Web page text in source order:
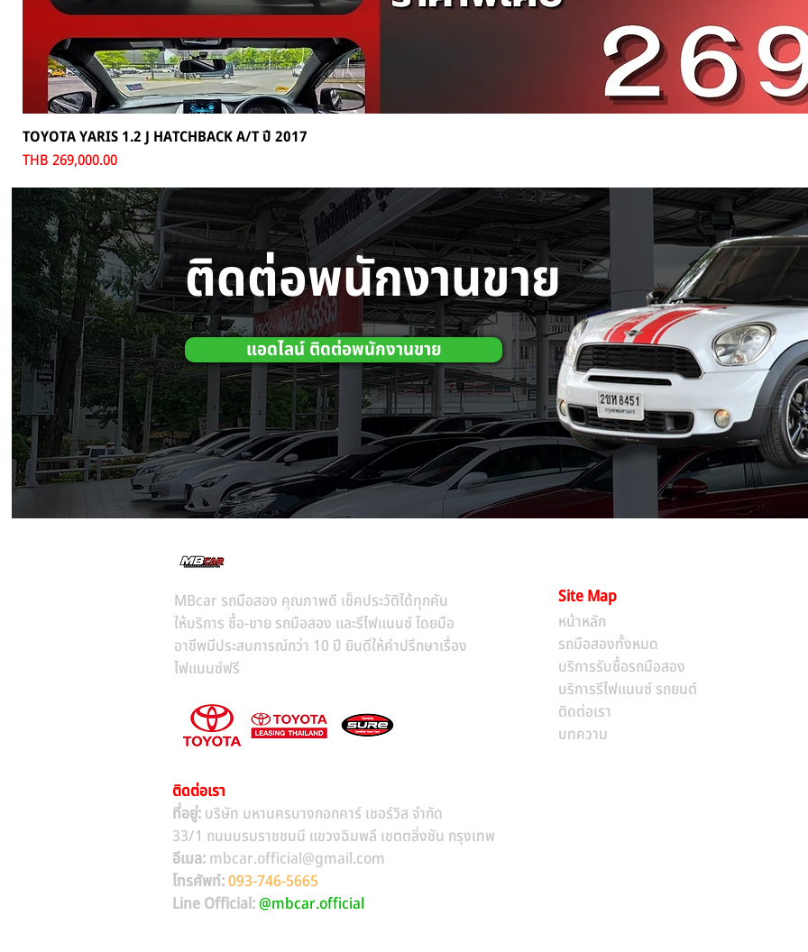
TOYOTA YARIS 1.2 J HATCHBACK A/T ปี 2017
Price
THB 269,000.00
ติดต่อพนักงานขาย
แอดไลน์ ติดต่อพนักงานขาย
MBcar รถมือสอง คุณภาพดี เช็คประวัติได้ทุกคัน
ให้บริการ ซื้อ-ขาย รถมือสอง และรีไฟแนนซ์ โดยมือ
อาชีพมีประสบการณ์กว่า 10 ปี ยินดีให้คำปรึกษาเรื่อง
ไฟแนนซ์ฟรี
Site Map
หน้าหลัก​
รถมือสองทั้งหมด
บริการรับซื้อรถมือสอง
บริการรีไฟแนนซ์ รถยนต์
ติดต่อเรา
บทความ
ติดต่อเรา
ที่อยู่:บริษัท มหานครบางกอกคาร์ เซอร์วิส จำกัด
33/1 ถนนบรมราชชนนี แขวงฉิมพลี เขตตลิ่งชัน กรุงเทพ
อีเมล:mbcar.official@gmail.com
โทรศัพท์:093-746-5665
Line Official:@mbcar.official